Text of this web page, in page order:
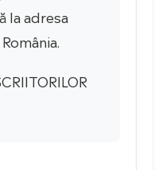
la adresa